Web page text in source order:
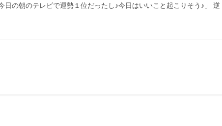
日の朝のテレビで運勢１位だったし♪今日はいいこと起こりそう♪」 逆